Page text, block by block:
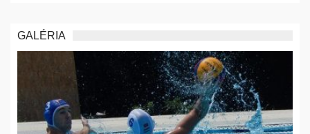
GALÉRIA